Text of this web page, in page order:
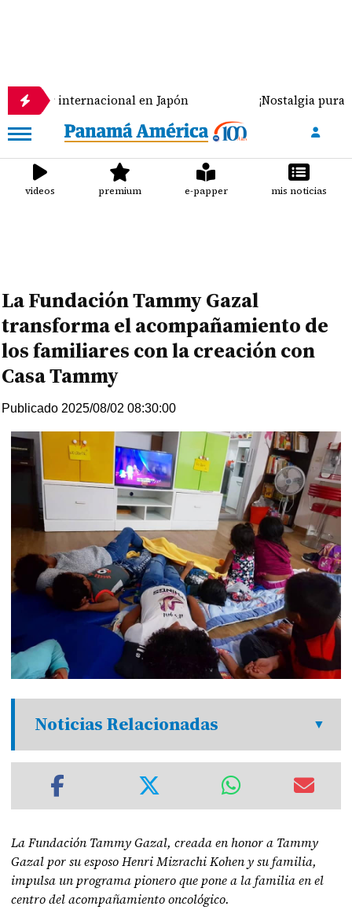
internacional en Japón ¡Nostalgia pura en
videos premium e-papper mis noticias
La Fundación Tammy Gazal
transforma el acompañamiento de
los familiares con la creación con
Casa Tammy
Publicado 2025/08/02 08:30:00
Noticias Relacionadas
La Fundación Tammy Gazal, creada en honor a Tammy
Gazal por su esposo Henri Mizrachi Kohen y su familia,
impulsa un programa pionero que pone a la familia en el
centro del acompañamiento oncológico.